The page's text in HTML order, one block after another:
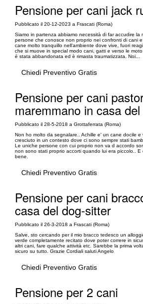
Pensione per cani jack
Pubblicato il 20-12-2023 a Frascati (Roma)
Siamo in partenza abbiamo necessità di far accudire la
persone che conosce non proprio nei confronti di cani
cane molto tranquillo nell'ambiente dove vive, fuori
che si muove in special modo cani, gatti e verso le
è stata abbandonata ed è rimasta traumatizzata. Noi...
Chiedi Preventivo Gratis
Pensione per cani
maremmano in casa
Pubblicato il 28-5-2018 a Grottaferrata (Roma)
Non ho molto da segnalare.. Achille e' un cane docile
cresciuto in un contesto dove ci sono sempre stati
Le uniche persone con cui proprio non va d accordo
non sono stati proprio accorti quando lui era piccolo.. E
bene.
Chiedi Preventivo Gratis
Pensione per cani
casa del dog-sitter
Pubblicato il 26-3-2018 a Frascati (Roma)
Salve, sto cercando per il mio bracco tedesco un
verde completamente recitato dove poter correre in
altri cani, fare qualche attività etc. Sarebbe la prima
sicuro su tutto. Grazie Cordiali saluti Angelo
Chiedi Preventivo Gratis
Pensione per 2 cani